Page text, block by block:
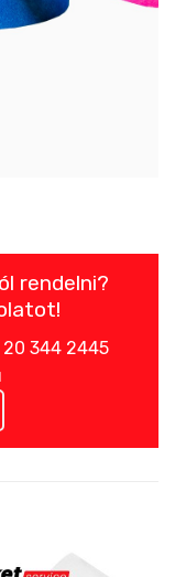
rendelni?
344 2445